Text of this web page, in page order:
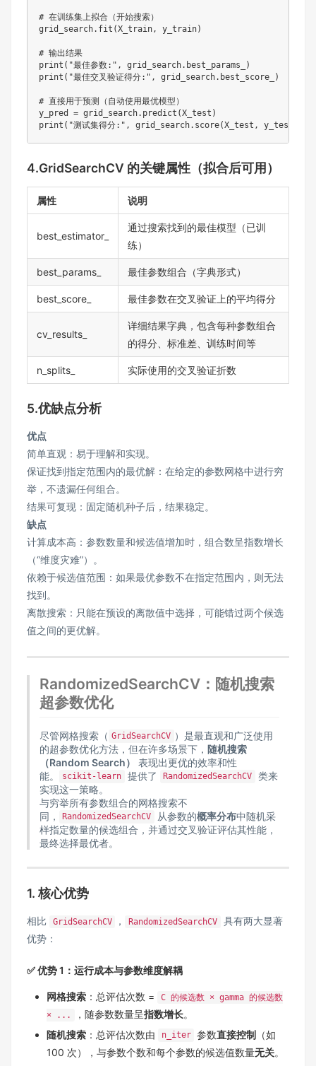
# 在训练集上拟合（开始搜索）
grid_search. fit (X_train , y_train)
# 输出结果
print ( "最佳参数:" , grid_search. best_params_
)
print ( "最佳交叉验证得分:" , grid_search. best_score_ )
# 直接用于预测（自动使用最优模型）
y_pred = grid_search. predict (X_test )
print ( "测试集得分:" , grid_search. score(X_test , y_test
4.GridSearchCV 的关键属性（拟合后可用）
属性 说明
best_estimator_
通过搜索找到的最佳模型（已训
练）
best_params_ 最佳参数组合（字典形式）
best_score_ 最佳参数在交叉验证上的平均得分
cv_results_
详细结果字典，包含每种参数组合
的得分、标准差、训练时间等
n_splits_ 实际使用的交叉验证折数
5.优缺点分析
优点
简单直观：易于理解和实现。
保证找到指定范围内的最优解：在给定的参数网格中进行穷
举，不遗漏任何组合。
结果可复现：固定随机种子后，结果稳定。
缺点
计算成本高：参数数量和候选值增加时，组合数呈指数增长
（“维度灾难”）。
依赖于候选值范围：如果最优参数不在指定范围内，则无法
找到。
离散搜索：只能在预设的离散值中选择，可能错过两个候选
值之间的更优解。
RandomizedSearchCV：随机搜索
超参数优化
尽管网格搜索（ GridSearchCV ）是最直观和广泛使用
的超参数优化方法，但在许多场景下， 随机搜索
（Random Search）
表现出更优的效率和性
能。
scikit-learn 提供了 RandomizedSearchCV
类来
实现这一策略。
与穷举所有参数组合的网格搜索不
同，
RandomizedSearchCV 从参数的概率分布中随机采
样指定数量的候选组合，并通过交叉验证评估其性能，
最终选择最优者。
1. 核心优势
相比 GridSearchCV ， RandomizedSearchCV
具有两大显著
优势：
✅ 优势 1：运行成本与参数维度解耦
网格搜索 ：总评估次数 =
C 的候选数 × gamma 的候选数
× ...
，随参数数量呈指数增长。
随机搜索 ：总评估次数由 n_iter 参数直接控制 （如
100 次），与参数个数和每个参数的候选值数量无关。